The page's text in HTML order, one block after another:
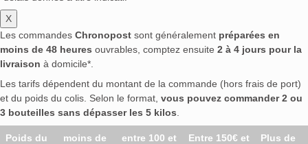
X
Les commandes Chronopost sont généralement préparées en
moins de 48 heures ouvrables, comptez ensuite 2 à 4 jours pour la
livraison à domicile*.
Les tarifs dépendent du montant de la commande (hors frais de port)
et du poids du colis. Selon le format, vous pouvez commander 2 ou
3 bouteilles sans dépasser les 5 kilos
Poids du
moins de
entre 100 et
Entre 150€ et
Plus de